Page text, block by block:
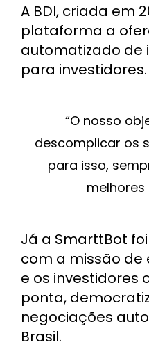
A BDI, criada em
plataforma a
automatizado de
para investidores.
“O nosso
descomplicar os
para isso,
Já a SmarttBot
com a missão
e os investidores
ponta,
negociações
Brasil.